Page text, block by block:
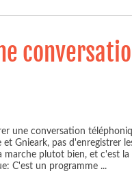
une conversation
Gnieark, pas d'enregistrer
marche plutot bien, et c'est
C'est un programme ...